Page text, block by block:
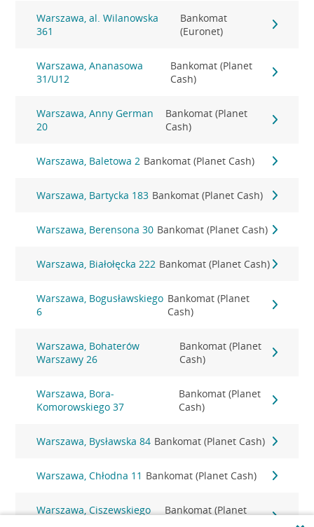
Warszawa, al. Wilanowska
361
Bankomat
(Euronet)
Warszawa, Ananasowa
31/U12
Bankomat (Planet
Cash)
Warszawa, Anny German
20
Bankomat (Planet
Cash)
Warszawa, Baletowa 2 Bankomat (Planet Cash)
Warszawa, Bartycka 183 Bankomat (Planet Cash)
Warszawa, Berensona 30 Bankomat (Planet Cash)
Warszawa, Białołęcka 222 Bankomat (Planet Cash)
Warszawa, Bogusławskiego
6
Bankomat (Planet
Cash)
Warszawa, Bohaterów
Warszawy 26
Bankomat (Planet
Cash)
Warszawa, Bora-
Komorowskiego 37
Bankomat (Planet
Cash)
Warszawa, Bysławska 84 Bankomat (Planet Cash)
Warszawa, Chłodna 11 Bankomat (Planet Cash)
Warszawa, Ciszewskiego
Bankomat (Planet